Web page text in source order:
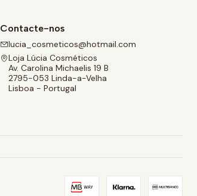
Contacte-nos
lucia_cosmeticos@hotmail.com
Loja Lúcia Cosméticos
Av. Carolina Michaelis 19 B
2795-053 Linda-a-Velha
Lisboa - Portugal